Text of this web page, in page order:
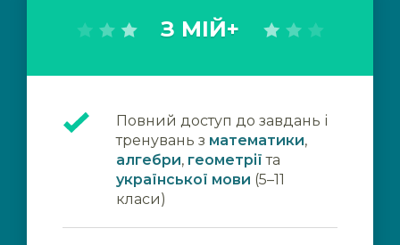
З МІЙ+
Повний доступ до завдань і
тренувань з математики,
алгебри, геометрії та
української мови (5–11
класи)